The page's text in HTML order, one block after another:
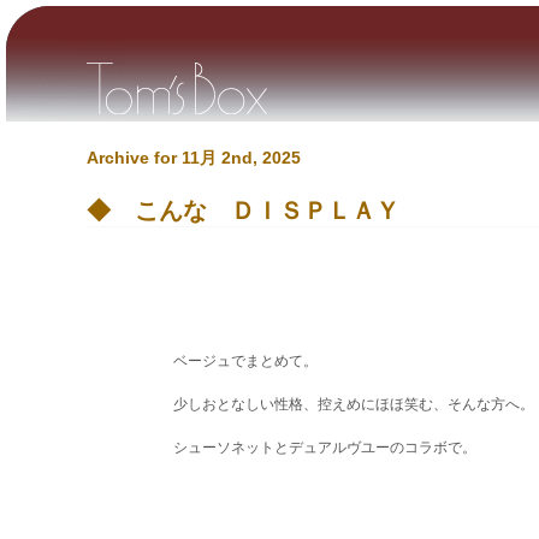
Archive for 11月 2nd, 2025
◆ こんな ＤＩＳＰＬＡＹ
ベージュでまとめて。
少しおとなしい性格、控えめにほほ笑む、そんな
シューソネットとデュアルヴユーのコラボで。